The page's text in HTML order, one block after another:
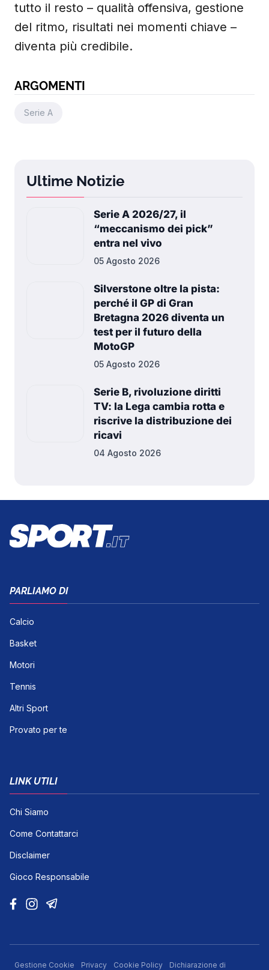
tutto il resto – qualità offensiva, gestione
del ritmo, risultati nei momenti chiave –
diventa più credibile.
ARGOMENTI
Serie A
Ultime Notizie
Serie A 2026/27, il
“meccanismo dei pick”
entra nel vivo
05 Agosto 2026
Silverstone oltre la pista:
perché il GP di Gran
Bretagna 2026 diventa un
test per il futuro della
MotoGP
05 Agosto 2026
Serie B, rivoluzione diritti
TV: la Lega cambia rotta e
riscrive la distribuzione dei
ricavi
04 Agosto 2026
PARLIAMO DI
Calcio
Basket
Motori
Tennis
Altri Sport
Provato per te
LINK UTILI
Chi Siamo
Come Contattarci
Disclaimer
Gioco Responsabile
Gestione Cookie Privacy Cookie Policy Dichiarazione di